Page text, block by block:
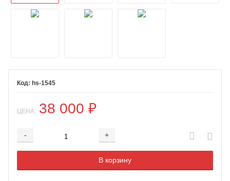
hs-1545
ЦЕНА: 38 000 ₽
- +
Добавляется...
В корзину
Добавлен